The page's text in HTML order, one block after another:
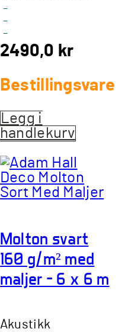
-
-
-
2490,0 kr
Bestillingsvare
Legg i
handlekurv
Molton svart
160 g/m² med
maljer – 6 x 6 m
Akustikk